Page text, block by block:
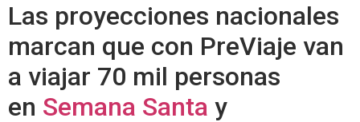
Las proyecciones nacionales
marcan que con PreViaje van
a viajar 70 mil personas
en Semana Santa y